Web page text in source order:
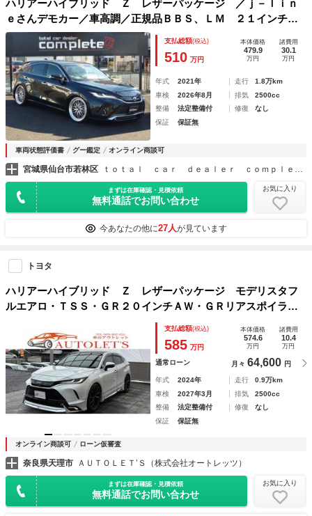
ハリアーハイブリッド Ｚ レザーパッケージ ／ｊ－ｌｉｎ
ｅさんデモカー／車高調／正規品ＢＢＳ、ＬＭ ２１インチ／
ｊ－ｌｉｎｅさんアーム加工済み／黒革電動シート／ＪＢＬプ
レミアム／パワーバックドア／デジタルインナーミラー／１
２．３インチナビ
支払総額(税込)
510 万円
本体価格
479.9
万円
諸費用
30.1
万円
年式 2021年 走行
1.8万km
車検
2026年8月 排気
2500cc
整備
法定整備付 修復
なし
保証
保証無
車両状態評価書 グー鑑定 オンライン商談可
宮城県仙台市若林区
まずは在庫確認・見積依頼
無料通話でお問い合わせ
お気に入り
今あなたの他に27人が見ています
トヨタ
ハリアーハイブリッド Ｚ レザーパッケージ モデリスタフ
ルエアロ・ＴＳＳ・ＧＲ２０インチＡＷ・ＧＲリアスポイラ
ー・ＪＢＬ・全周囲カメラ・パノラマルーフ・ＨＵＤ・ＥＴＣ
２．０・本革シート・ディスプレイオーディオ・ＴＥＩＮ車庫
調・ＡＣＣ・保証付
支払総額(税込)
585 万円
本体価格
574.6
万円
諸費用
10.4
万円
通常ローン 月々 64,600 円
年式 2024年 走行
0.9万km
車検
2027年3月 排気
2500cc
整備
法定整備付 修復
なし
保証
保証無
オンライン商談可 ローン仮審査
奈良県天理市 ＡＵＴＯＬＥＴ’Ｓ（株式会社オートレッツ）
まずは在庫確認・見積依頼
無料通話でお問い合わせ
お気に入り